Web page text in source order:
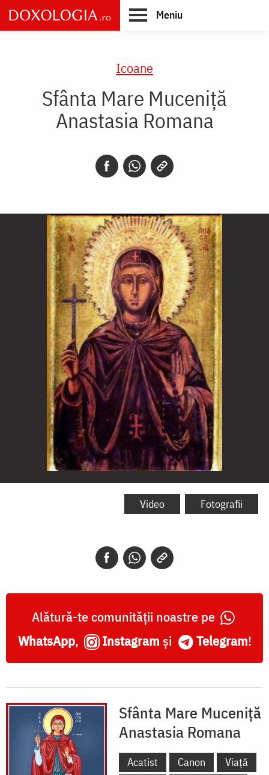
Skip
to
main
Meniu
Icoane
Sfânta Mare Muceniță
Anastasia Romana
Sfânta
Video Fotografii
Alătură-te comunității noastre pe
WhatsApp, Instagram și Telegram!
Sfânta Mare Muceniță
Anastasia Romana
Acatist Canon
Viață